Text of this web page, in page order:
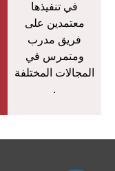
في تنفيذها
معتمدين على
فريق مدرب
ومتمرس في
المجالات المختلفة
.